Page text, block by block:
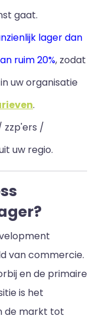
gaat.
lager dan
ruim 20%, zodat
uw organisatie
.
zzp'ers /
uw regio.
van commercie.
en de primaire
is het
de markt tot